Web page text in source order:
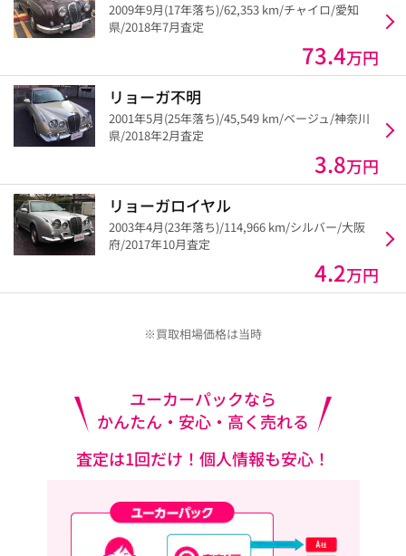
2009年9月(17年落ち)/62,353 km/チャイロ/愛知
県/2018年7月査定
73.4万円
リョーガ不明
2001年5月(25年落ち)/45,549 km/ベージュ/神奈川
県/2018年2月査定
3.8万円
リョーガロイヤル
2003年4月(23年落ち)/114,966 km/シルバー/大阪
府/2017年10月査定
4.2万円
※買取相場価格は当時
ユーカーパックなら
かんたん・安心・高く売れる
査定は1回だけ！個人情報も安心！